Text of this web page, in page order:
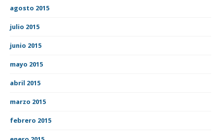
agosto 2015
julio 2015
junio 2015
mayo 2015
abril 2015
marzo 2015
febrero 2015